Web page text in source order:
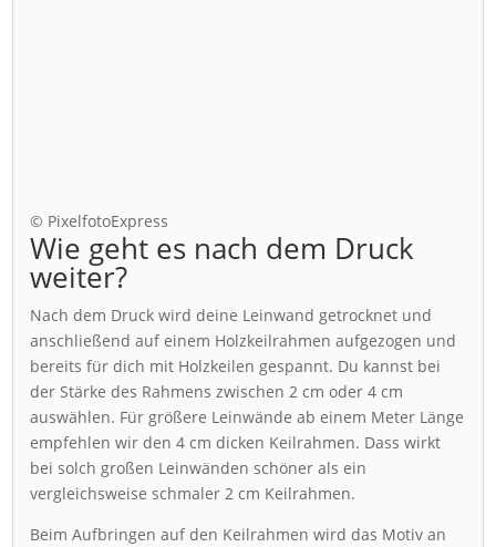
© PixelfotoExpress
Wie geht es nach dem Druck
weiter?
Nach dem Druck wird deine Leinwand getrocknet und
anschließend auf einem Holzkeilrahmen aufgezogen und
bereits für dich mit Holzkeilen gespannt. Du kannst bei
der Stärke des Rahmens zwischen 2 cm oder 4 cm
auswählen. Für größere Leinwände ab einem Meter Länge
empfehlen wir den 4 cm dicken Keilrahmen. Dass wirkt
bei solch großen Leinwänden schöner als ein
vergleichsweise schmaler 2 cm Keilrahmen.
Beim Aufbringen auf den Keilrahmen wird das Motiv an